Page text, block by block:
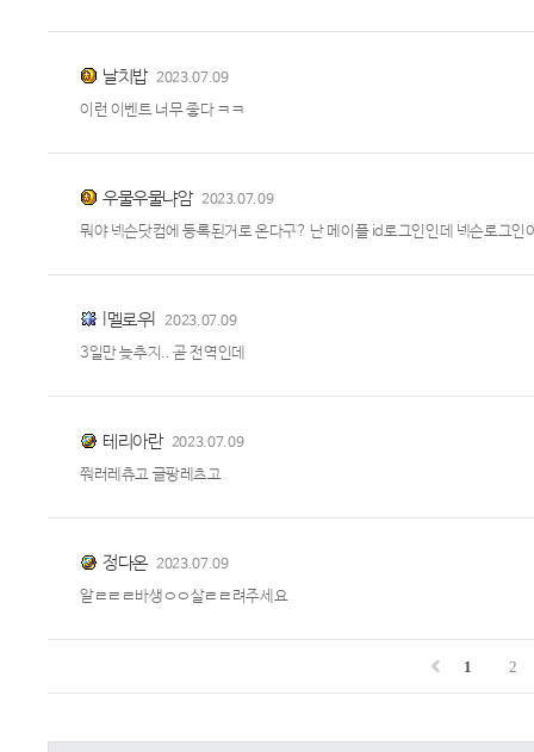
날치밥 2023.07.09
이런 이벤트 너무 좋다 ㅋㅋ
우물우물냐암 2023.07.09
뭐야 넥슨닷컴에 등록된거로 온다구? 난 메이플 id로그인인데 넥슨로그인
l멜로우l 2023.07.09
3일만 늦추지.. 곧 전역인데
테리아란 2023.07.09
쭤러레츄고 글팡레츠고
정다온 2023.07.09
알ㄹㄹㄹ바생ㅇㅇ살ㄹㄹ려주세요
1 2